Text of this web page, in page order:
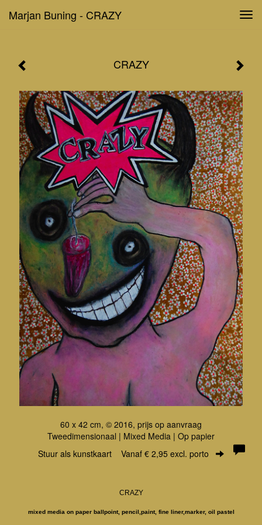
Marjan Buning - CRAZY
CRAZY
60 x 42 cm, © 2016, prijs op aanvraag
Tweedimensionaal | Mixed Media | Op papier
Stuur als kunstkaart Vanaf € 2,95 excl. porto
CRAZY
mixed media on paper ballpoint, pencil,paint, fine liner,marker, oil pastel